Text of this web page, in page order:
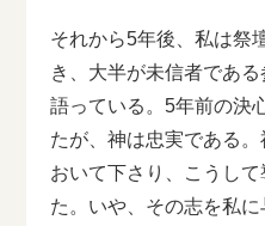
それから5年後、私は祭
き、大半が未信者であ
語っている。5年前の決
たが、神は忠実である
おいて下さり、こうし
た。いや、その志を私